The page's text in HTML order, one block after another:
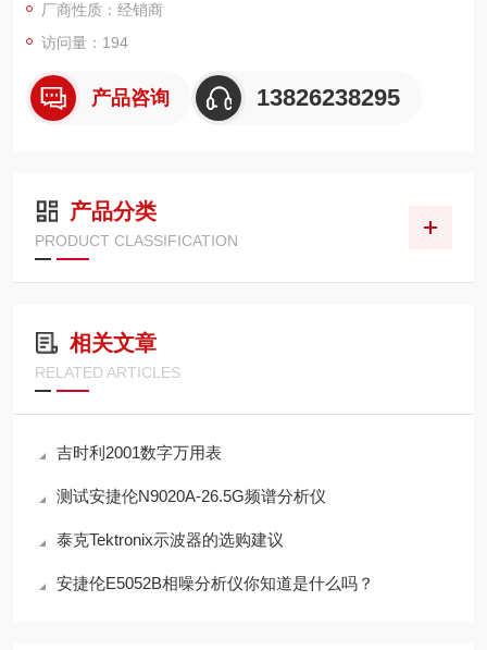
厂商性质：经销商
访问量：194
产品咨询 13826238295
产品分类
PRODUCT CLASSIFICATION
相关文章
RELATED ARTICLES
吉时利2001数字万用表
测试安捷伦N9020A-26.5G频谱分析仪
泰克Tektronix示波器的选购建议
安捷伦E5052B相噪分析仪你知道是什么吗？